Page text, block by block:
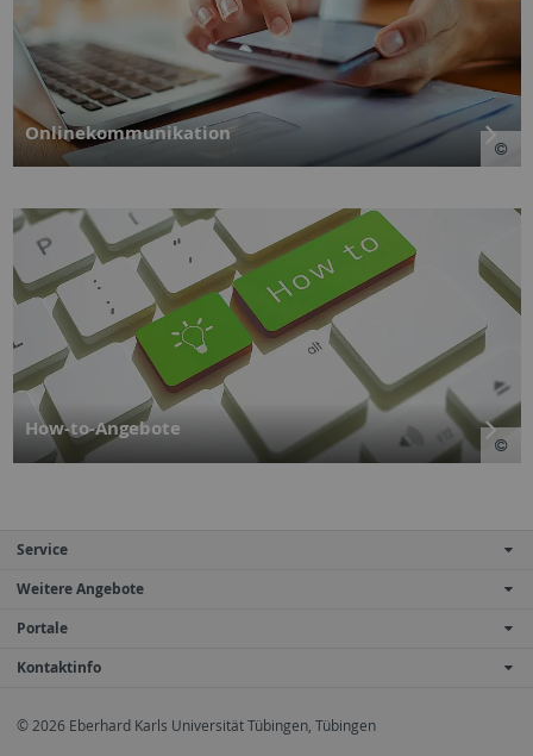
Onlinekommunikation
How-to-Angebote
Service
Weitere Angebote
Portale
Kontaktinfo
© 2026 Eberhard Karls Universität Tübingen, Tübingen